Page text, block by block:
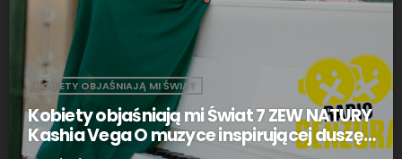
KOBIETY OBJAŚNIAJĄ MI ŚWIAT
Kobiety objaśniają mi Świat 7 ZEW NATURY
Kashia Vega O muzyce inspirującej duszę